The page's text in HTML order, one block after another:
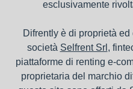
esclusivamente
Difrently è di proprietà
società Selfrent Srl ,
piattaforme di renting e-
proprietaria del marchio